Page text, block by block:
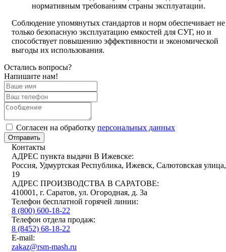
нормативным требованиям страны эксплуатации.
Соблюдение упомянутых стандартов и норм обеспечивает не
только безопасную эксплуатацию емкостей для СУГ, но и
способствует повышению эффективности и экономической
выгоды их использования.
Остались вопросы?
Напишите нам!
Cогласен на обработку персональных данных
Отправить
Контакты
АДРЕС пункта выдачи В Ижевске:
Россия, Удмуртская Республика, Ижевск, Салютовская улица,
19
АДРЕС ПРОИЗВОДСТВА В САРАТОВЕ:
410001, г. Саратов, ул. Огородная, д. 3а
Телефон бесплатной горячей линии:
8 (800) 600-18-22
Телефон отдела продаж:
8 (8452) 68-18-22
E-mail:
zakaz@rsm-mash.ru